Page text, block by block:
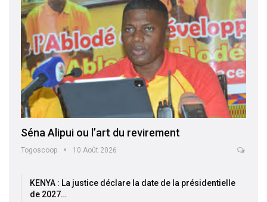
Séna Alipui ou l’art du revirement
Togoscoop 10 Août 2026
KENYA : La justice déclare la date de la présidentielle
de 2027…